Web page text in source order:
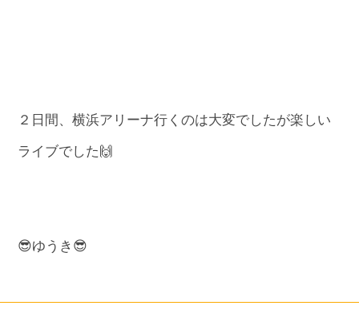
２日間、横浜アリーナ行くのは大変でしたが楽しい
ライブでした🙌
😎ゆうき😎